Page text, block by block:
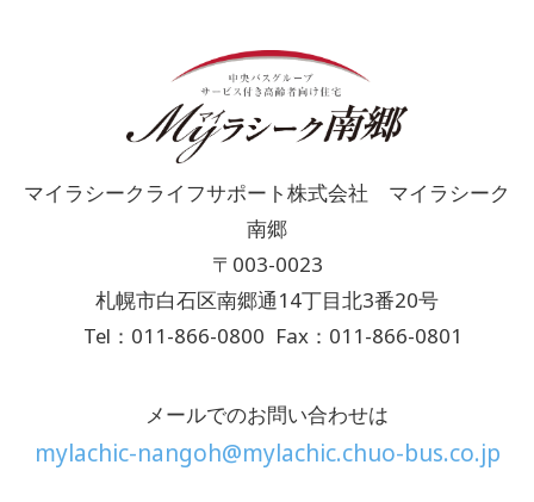
マイラシークライフサポート株式会社 マイラシーク
南郷
〒003-0023
札幌市白石区南郷通14丁目北3番20号
Tel：011-866-0800 Fax：011-866-0801
メールでのお問い合わせは
mylachic-nangoh@mylachic.chuo-bus.co.jp